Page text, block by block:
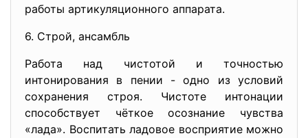
работы артикуляционного аппарата.
6. Строй, ансамбль
Работа над чистотой и точностью
интонирования в пении - одно из условий
сохранения строя. Чистоте интонации
способствует чёткое осознание чувства
«лада». Воспитать ладовое восприятие можно